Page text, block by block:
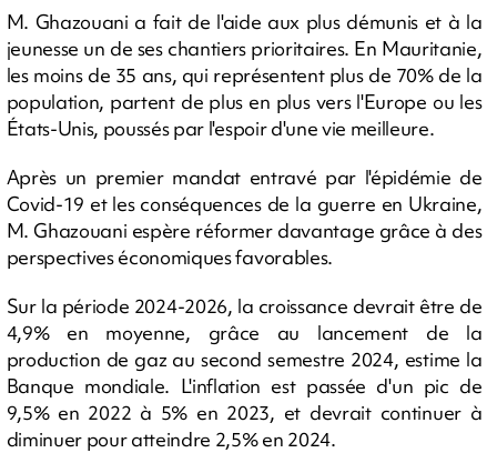
M. Ghazouani a fait de l'aide aux plus démunis et à la
jeunesse un de ses chantiers prioritaires. En Mauritanie,
les moins de 35 ans, qui représentent plus de 70% de la
population, partent de plus en plus vers l'Europe ou les
États-Unis, poussés par l'espoir d'une vie meilleure.
Après un premier mandat entravé par l'épidémie de
Covid-19 et les conséquences de la guerre en Ukraine,
M. Ghazouani espère réformer davantage grâce à des
perspectives économiques favorables.
Sur la période 2024-2026, la croissance devrait être de
4,9% en moyenne, grâce au lancement de la
production de gaz au second semestre 2024, estime la
Banque mondiale. L'inflation est passée d'un pic de
9,5% en 2022 à 5% en 2023, et devrait continuer à
diminuer pour atteindre 2,5% en 2024.